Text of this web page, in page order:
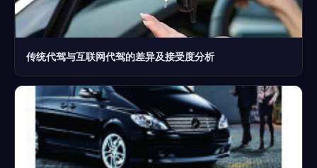
传统代驾与互联网代驾的差异及接受度分析